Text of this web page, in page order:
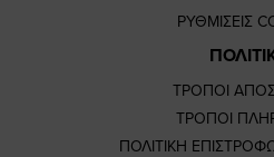
ΡΥΘΜΙΣΕΙΣ
ΤΡΟΠΟΙ
ΤΡΟΠΟΙ
ΠΟΛΙΤΙΚΗ